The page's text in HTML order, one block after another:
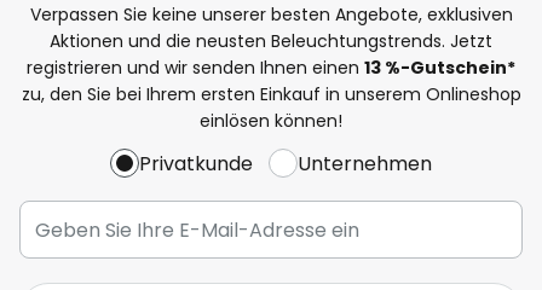
Verpassen Sie keine unserer besten Angebote, exklusiven
Aktionen und die neusten Beleuchtungstrends. Jetzt
registrieren und wir senden Ihnen einen 13 %-Gutschein*
zu, den Sie bei Ihrem ersten Einkauf in unserem Onlineshop
einlösen können!
Privatkunde Unternehmen